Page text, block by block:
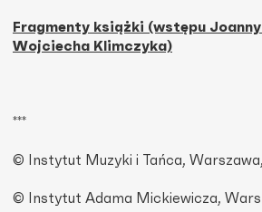
Fragmenty książki (wstępu
Wojciecha Klimczyka)
***
© Instytut Muzyki i Tańca,
© Instytut Adama Mickiewicza,